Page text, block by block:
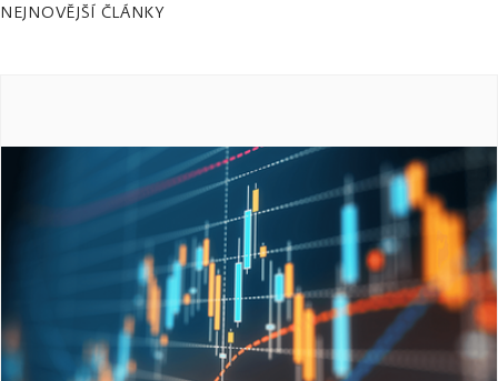
NEJNOVĚJŠÍ ČLÁNKY